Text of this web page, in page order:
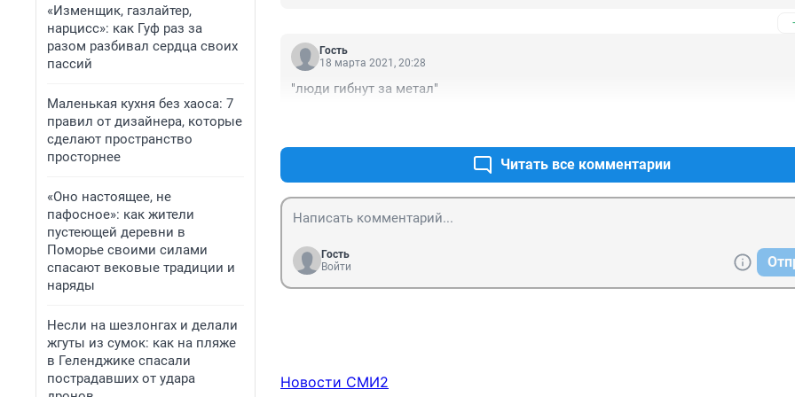
«Изменщик, газлайтер,
нарцисс»: как Гуф раз за
разом разбивал сердца своих
пассий
Маленькая кухня без хаоса: 7
правил от дизайнера, которые
сделают пространство
просторнее
«Оно настоящее, не
пафосное»: как жители
пустеющей деревни в
Поморье своими силами
спасают вековые традиции и
наряды
Несли на шезлонгах и делали
жгуты из сумок: как на пляже
в Геленджике спасали
пострадавших от удара
Гость
18 марта 2021, 20:28
"люди гибнут за метал"
Читать все комментарии
Гость
Войти
Новости СМИ2